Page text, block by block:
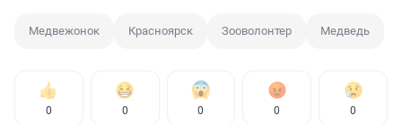
Медвежонок Красноярск Зооволонтер Медведь
0 0 0 0 0